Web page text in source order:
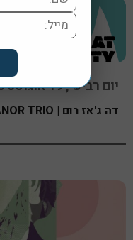
יום רביעי, 19 אוגוסט 2026 בשעה 21:15
דה ג'אז רום | OFER GANOR TRIO